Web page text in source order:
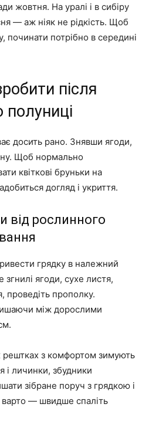
жовтня. На уралі і в сибіру
— аж ніяк не рідкість. Щоб
починати потрібно в середині
після
досить рано. Знявши ягоди,
Щоб нормально
квіткові бруньки на
догляд і укриття.
від рослинного
грядку в належний
згнилі ягоди, сухе листя,
проведіть прополку.
між дорослими
рештках з комфортом зимують
і личинки, збудники
зібране поруч з грядкою і
— швидше спаліть